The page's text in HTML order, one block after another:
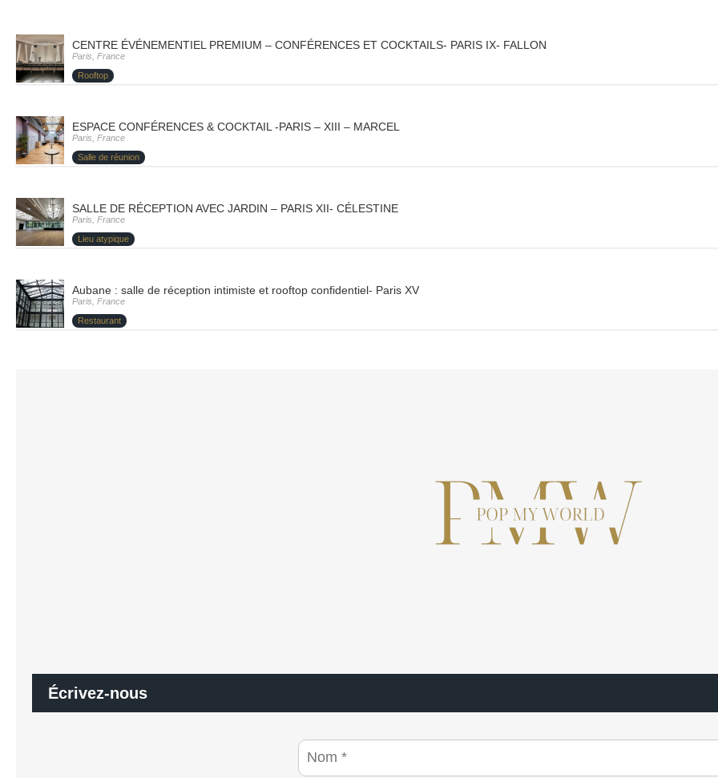
CENTRE ÉVÉNEMENTIEL PREMIUM – CONFÉRENCES ET COCKTAILS- PARIS IX- FALLON
Paris, France
Rooftop
ESPACE CONFÉRENCES & COCKTAIL -PARIS – XIII – MARCEL
Paris, France
Salle de réunion
SALLE DE RÉCEPTION AVEC JARDIN – PARIS XII- CÉLESTINE
Paris, France
Lieu atypique
Aubane : salle de réception intimiste et rooftop confidentiel- Paris XV
Paris, France
Restaurant
Écrivez-nous
N